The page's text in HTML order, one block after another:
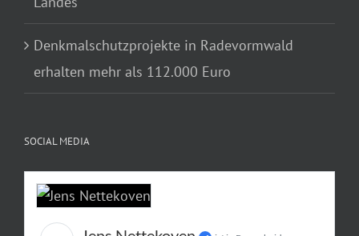
Denkmalschutzprojekte in Radevormwald
erhalten mehr als 112.000 Euro
SOCIAL MEDIA